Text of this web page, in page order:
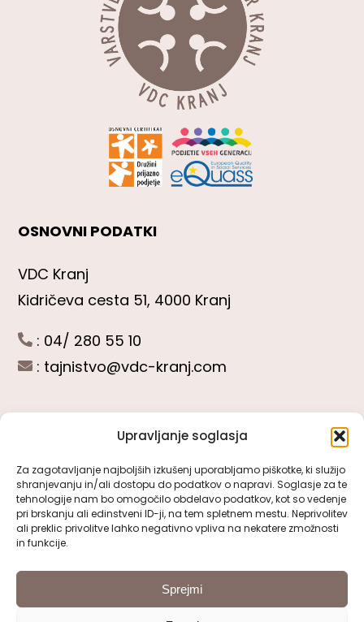
Upravljanje soglasja
Za zagotavljanje najboljših izkušenj uporabljamo piškotke, ki služijo
shranjevanju in/ali dostopu do podatkov o napravi. Soglasje za te
tehnologije nam bo omogočilo obdelavo podatkov, kot so vedenje
pri brskanju ali edinstveni ID-ji, na tem spletnem mestu. Neprivolitev
ali preklic privolitve lahko negativno vpliva na nekatere zmožnosti
in funkcije.
Sprejmi
OSNOVNI PODATKI
VDC Kranj
Kidričeva cesta 51, 4000 Kranj
: 04/ 280 55 10
: tajnistvo@vdc-kranj.com
Toggle
Navigation
Predstavitev VDC Kranj
SLEDITE NAM